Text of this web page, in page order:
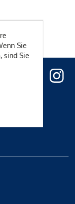
Sie
sind Sie